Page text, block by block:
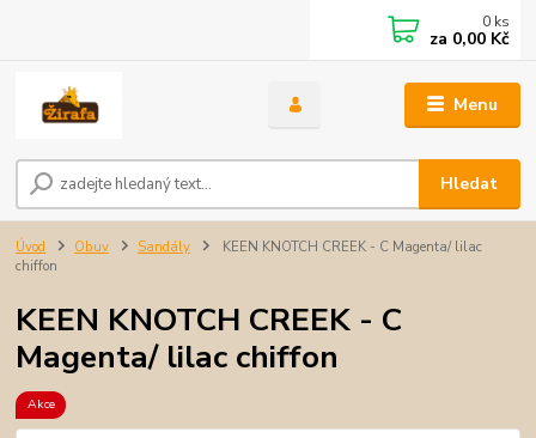
Menu
Hledat
0 ks
za 0,00 Kč
Úvod Obuv Sandály
KEEN KNOTCH CREEK - C Magenta/ lilac
chiffon
KEEN KNOTCH CREEK - C
Magenta/ lilac chiffon
Akce